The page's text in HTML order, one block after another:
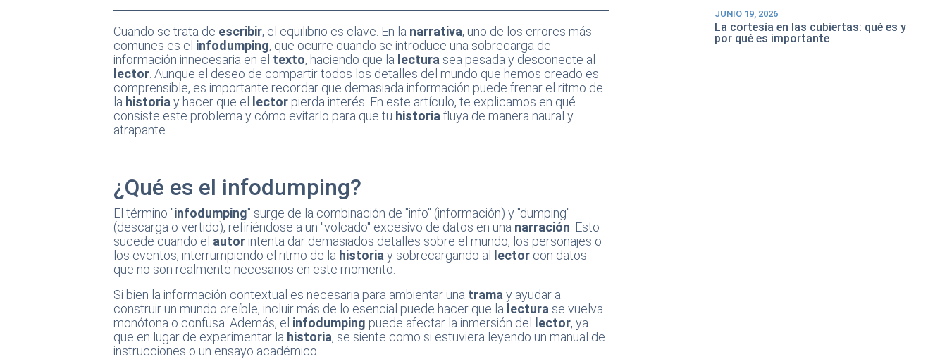
Cuando se trata de escribir, el equilibrio es clave. En la narrativa, uno de los errores más
comunes es el infodumping, que ocurre cuando se introduce una sobrecarga de
información innecesaria en el texto, haciendo que la lectura sea pesada y desconecte al
lector . Aunque el deseo de compartir todos los detalles del mundo que hemos creado es
comprensible, es importante recordar que demasiada información puede frenar el ritmo de
la historia y hacer que el lector pierda interés. En este artículo, te explicamos en qué
consiste este problema y cómo evitarlo para que tu historia fluya de manera naural y
atrapante.
¿Qué es el infodumping?
El término "infodumping" surge de la combinación de "info" (información) y "dumping"
(descarga o vertido), refiriéndose a un "volcado" excesivo de datos en una narración . Esto
sucede cuando el autor intenta dar demasiados detalles sobre el mundo, los personajes o
los eventos, interrumpiendo el ritmo de la historia y sobrecargando al lector con datos
que no son realmente necesarios en este momento.
Si bien la información contextual es necesaria para ambientar una trama y ayudar a
construir un mundo creíble, incluir más de lo esencial puede hacer que la lectura se vuelva
monótona o confusa. Además, el infodumping puede afectar la inmersión del lector, ya
que en lugar de experimentar la historia, se siente como si estuviera leyendo un manual de
instrucciones o un ensayo académico.
JUNIO 19, 2026
La cortesía en las cubiertas: qué es y
por qué es importante